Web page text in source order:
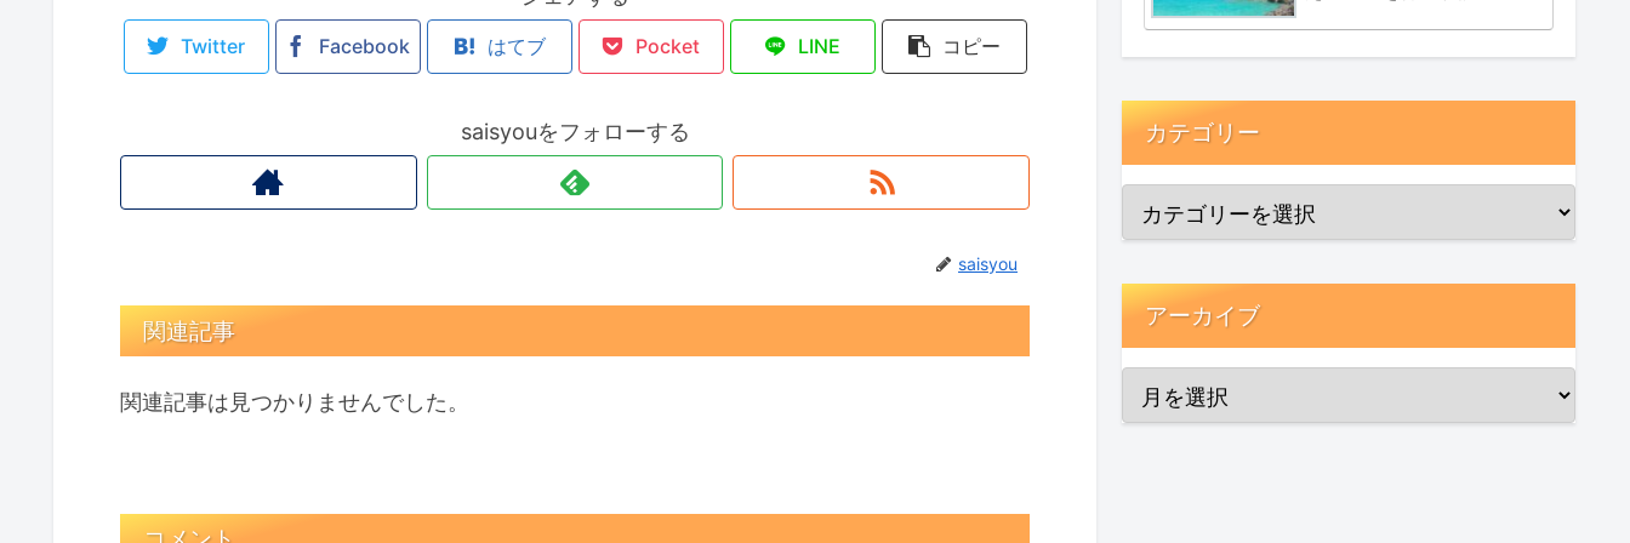
Twitter Facebook はてブ Pocket LINE コピー
saisyouをフォローする
saisyou
関連記事
関連記事は見つかりませんでした。
カテゴリー
アーカイブ